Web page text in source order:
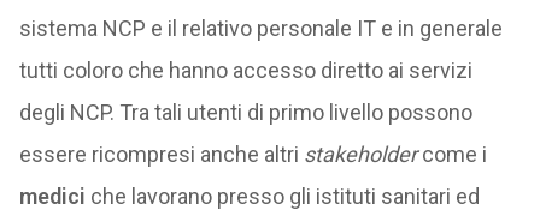
sistema NCP e il relativo personale IT e in generale
tutti coloro che hanno accesso diretto ai servizi
degli NCP. Tra tali utenti di primo livello possono
essere ricompresi anche altri stakeholdercome i
medici che lavorano presso gli istituti sanitari ed